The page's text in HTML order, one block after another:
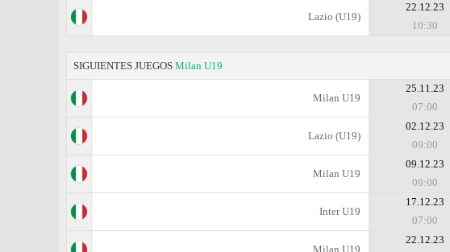
Lazio (U19)
22.12.23
10:30
SIGUIENTES JUEGOS Milan U19
Milan U19
25.11.23
07:00
Lazio (U19)
02.12.23
09:00
Milan U19
09.12.23
09:00
Inter U19
17.12.23
07:00
Milan U19
22.12.23